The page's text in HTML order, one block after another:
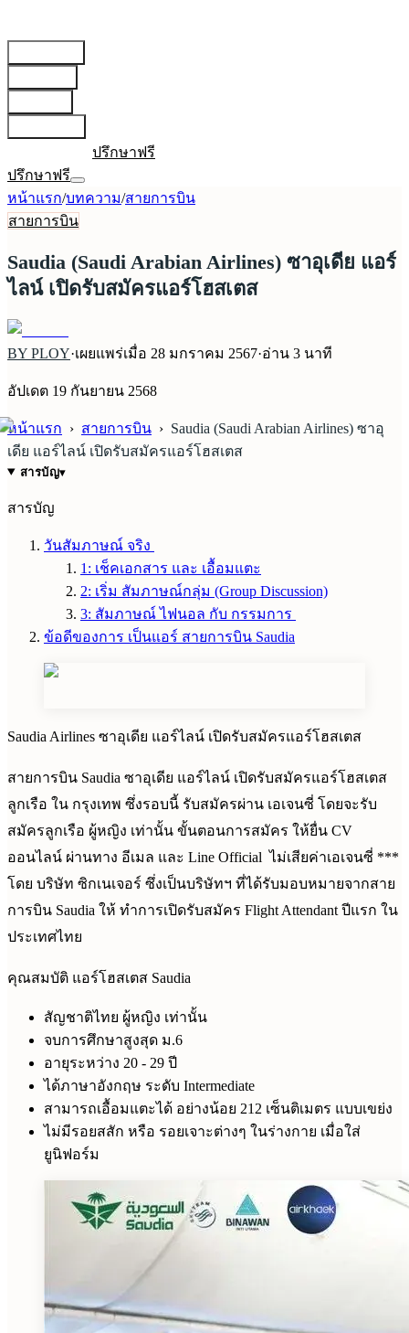
ปรึกษาฟรี
ปรึกษาฟรี
หน้าแรก/บทความ/สายการบิน
สายการบิน
Saudia (Saudi Arabian Airlines) ซาอุเดีย แอร์
ไลน์ เปิดรับสมัครแอร์โฮสเตส
BY PLOY·เผยแพร่เมื่อ 28 มกราคม 2567·อ่าน 3 นาที
อัปเดต 19 กันยายน 2568
หน้าแรก › สายการบิน › Saudia (Saudi Arabian Airlines) ซาอุ
เดีย แอร์ไลน์ เปิดรับสมัครแอร์โฮสเตส
สารบัญ▾
สารบัญ
วันสัมภาษณ์ จริง
1: เช็คเอกสาร และ เอื้อมแตะ
2: เริ่ม สัมภาษณ์กลุ่ม (Group Discussion)
3: สัมภาษณ์ ไฟนอล กับ กรรมการ
ข้อดีของการ เป็นแอร์ สายการบิน Saudia
Saudia Airlines ซาอุเดีย แอร์ไลน์ เปิดรับสมัครแอร์โฮสเตส
สายการบิน Saudia ซาอุเดีย แอร์ไลน์ เปิดรับสมัครแอร์โฮสเตส
ลูกเรือ ใน กรุงเทพ ซึ่งรอบนี้ รับสมัครผ่าน เอเจนซี่ โดยจะรับ
สมัครลูกเรือ ผู้หญิง เท่านั้น ขั้นตอนการสมัคร ให้ยื่น CV
ออนไลน์ ผ่านทาง อีเมล และ Line Official ไม่เสียค่าเอเจนซี่ ***
โดย บริษัท ซิกเนเจอร์ ซึ่งเป็นบริษัทฯ ที่ได้รับมอบหมายจากสาย
การบิน Saudia ให้ ทำการเปิดรับสมัคร Flight Attendant ปีแรก ใน
ประเทศไทย
คุณสมบัติ แอร์โฮสเตส Saudia
สัญชาติไทย ผู้หญิง เท่านั้น
จบการศึกษาสูงสุด ม.6
อายุระหว่าง 20 - 29 ปี
ได้ภาษาอังกฤษ ระดับ Intermediate
สามารถเอื้อมแตะได้ อย่างน้อย 212 เซ็นติเมตร แบบเขย่ง
ไม่มีรอยสสัก หรือ รอยเจาะต่างๆ ในร่างกาย เมื่อใส่
ยูนิฟอร์ม